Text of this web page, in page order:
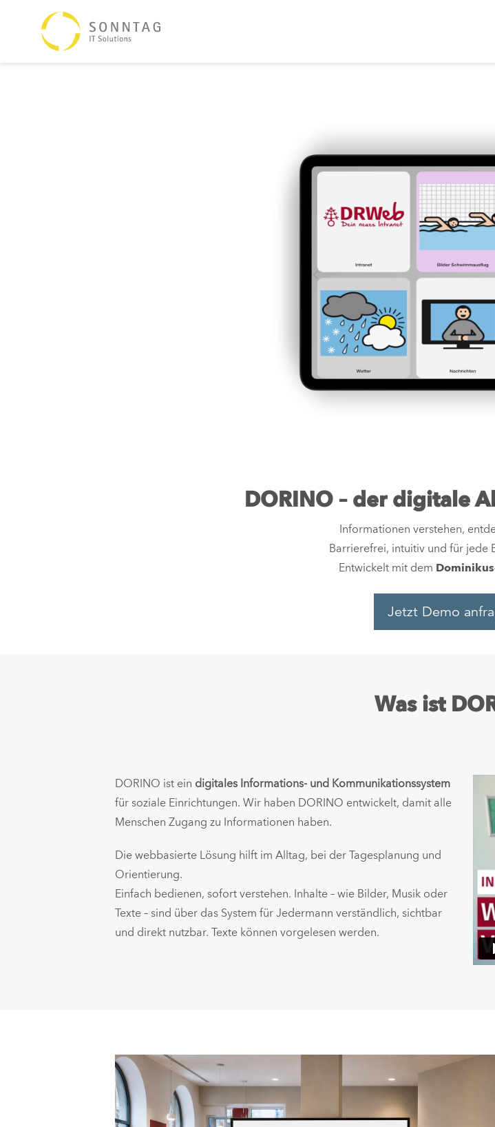
DORINO – der digitale
Informationen verstehen,
Barrierefrei, intuitiv und für jede
Entwickelt mit dem
Jetzt Demo
Was ist
DORINO ist ein digitales Informations- und Kommunikationssystem
für soziale Einrichtungen. Wir haben DORINO entwickelt, damit alle
Menschen Zugang zu Informationen haben.
Die webbasierte Lösung hilft im Alltag, bei der Tagesplanung und
Orientierung.
Einfach bedienen, sofort verstehen. Inhalte – wie Bilder, Musik oder
Texte – sind über das System für Jedermann verständlich, sichtbar
und direkt nutzbar. Texte können vorgelesen werden.